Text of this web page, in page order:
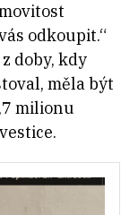
odkoupit.“
doby, kdy
měla být
milionu